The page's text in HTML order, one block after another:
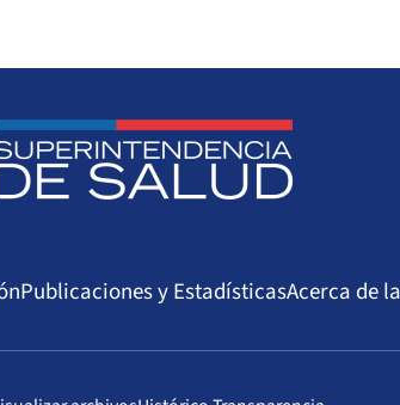
Publicaciones y EstadísticasAcerca de